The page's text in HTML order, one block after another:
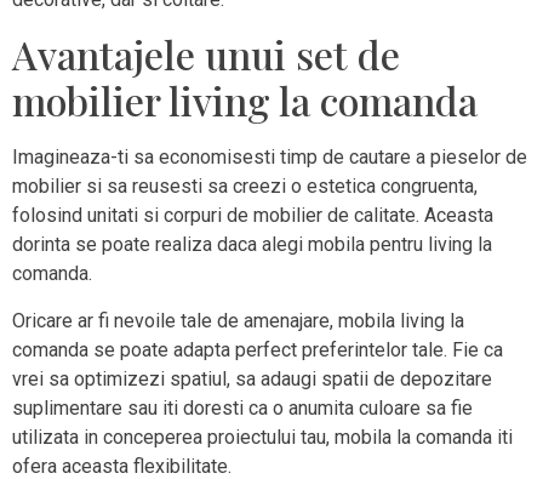
Avantajele unui set de
mobilier living la comanda
Imagineaza-ti sa economisesti timp de cautare a pieselor de
mobilier si sa reusesti sa creezi o estetica congruenta,
folosind unitati si corpuri de mobilier de calitate. Aceasta
dorinta se poate realiza daca alegi mobila pentru living la
comanda.
Oricare ar fi nevoile tale de amenajare, mobila living la
comanda se poate adapta perfect preferintelor tale. Fie ca
vrei sa optimizezi spatiul, sa adaugi spatii de depozitare
suplimentare sau iti doresti ca o anumita culoare sa fie
utilizata in conceperea proiectului tau, mobila la comanda iti
ofera aceasta flexibilitate.